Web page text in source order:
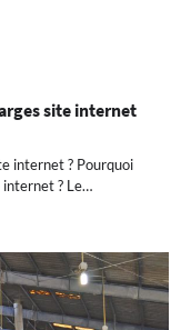
site internet
internet ? Pourquoi
internet ? Le…